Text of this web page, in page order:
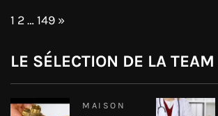
Page:
1 2…149 Next
»
LE SÉLECTION DE LA TEAM
MAISON